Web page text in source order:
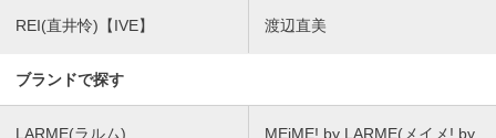
REI(直井怜)【IVE】 渡辺直美
ブランドで探す
LARME(ラルム)
MEiME! by LARME(メイメ! by